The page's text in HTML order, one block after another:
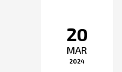
20
MAR
2024